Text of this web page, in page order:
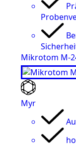
Mikrotom M-
Myr